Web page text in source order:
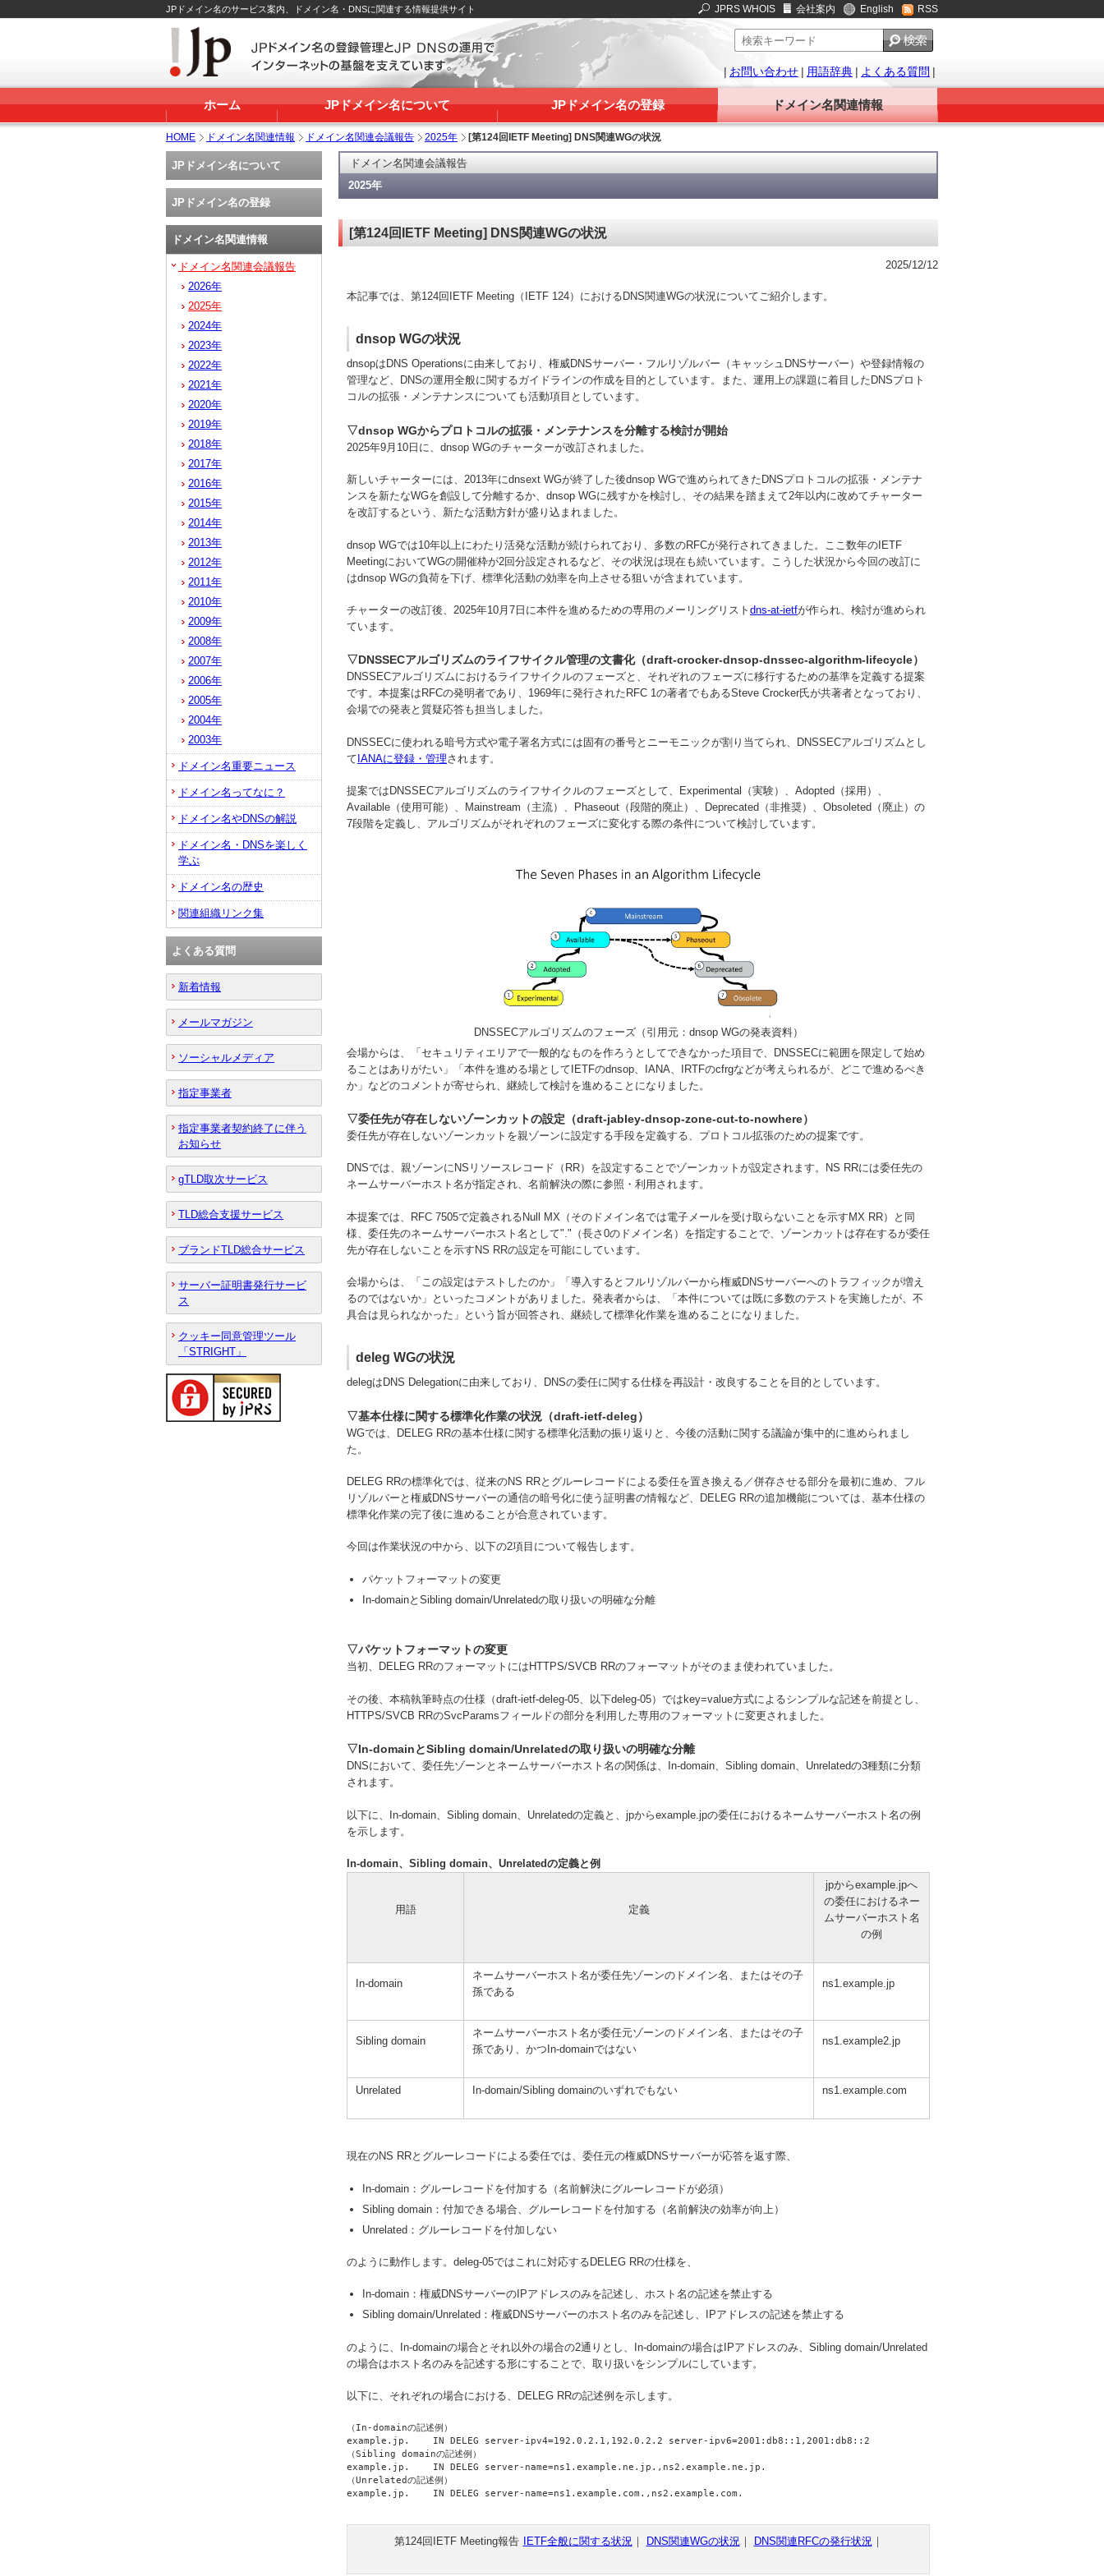
JPドメイン名のサービス案内、ドメイン名・DNSに関連する情報提供サイト JPRS WHOIS 会社案内 English RSS
| お問い合わせ | 用語辞典 | よくある質問 |
ホーム JPドメイン名について JPドメイン名の登録 ドメイン名関連情報
HOME ドメイン名関連情報 ドメイン名関連会議報告 2025年 [第124回IETF Meeting] DNS関連WGの状況
ドメイン名関連会議報告
2025年
[第124回IETF Meeting] DNS関連WGの状況
2025/12/12
本記事では、第124回IETF Meeting（IETF 124）におけるDNS関連WGの状況についてご紹介します。
dnsop WGの状況
dnsopはDNS Operationsに由来しており、権威DNSサーバー・フルリゾルバー（キャッシュDNSサーバー）や登録情報の
管理など、DNSの運用全般に関するガイドラインの作成を目的としています。また、運用上の課題に着目したDNSプロト
コルの拡張・メンテナンスについても活動項目としています。
▽dnsop WGからプロトコルの拡張・メンテナンスを分離する検討が開始
2025年9月10日に、dnsop WGのチャーターが改訂されました。
新しいチャーターには、2013年にdnsext WGが終了した後dnsop WGで進められてきたDNSプロトコルの拡張・メンテナ
ンスを新たなWGを創設して分離するか、dnsop WGに残すかを検討し、その結果を踏まえて2年以内に改めてチャーター
を改訂するという、新たな活動方針が盛り込まれました。
dnsop WGでは10年以上にわたり活発な活動が続けられており、多数のRFCが発行されてきました。ここ数年のIETF
MeetingにおいてWGの開催枠が2回分設定されるなど、その状況は現在も続いています。こうした状況から今回の改訂に
はdnsop WGの負荷を下げ、標準化活動の効率を向上させる狙いが含まれています。
チャーターの改訂後、2025年10月7日に本件を進めるための専用のメーリングリスト dns-at-ietfが作られ、検討が進められ
ています。
▽DNSSECアルゴリズムのライフサイクル管理の文書化（draft-crocker-dnsop-dnssec-algorithm-lifecycle）
DNSSECアルゴリズムにおけるライフサイクルのフェーズと、それぞれのフェーズに移行するための基準を定義する提案
です。本提案はRFCの発明者であり、1969年に発行されたRFC 1の著者でもあるSteve Crocker氏が共著者となっており、
会場での発表と質疑応答も担当しました。
DNSSECに使われる暗号方式や電子署名方式には固有の番号とニーモニックが割り当てられ、DNSSECアルゴリズムとし
て IANAに登録・管理されます。
提案ではDNSSECアルゴリズムのライフサイクルのフェーズとして、Experimental（実験）、Adopted（採用）、
Available（使用可能）、Mainstream（主流）、Phaseout（段階的廃止）、Deprecated（非推奨）、Obsoleted（廃止）の
7段階を定義し、アルゴリズムがそれぞれのフェーズに変化する際の条件について検討しています。
DNSSECアルゴリズムのフェーズ（引用元：dnsop WGの発表資料）
会場からは、「セキュリティエリアで一般的なものを作ろうとしてできなかった項目で、DNSSECに範囲を限定して始め
ることはありがたい」「本件を進める場としてIETFのdnsop、IANA、IRTFのcfrgなどが考えられるが、どこで進めるべき
か」などのコメントが寄せられ、継続して検討を進めることになりました。
▽委任先が存在しないゾーンカットの設定（draft-jabley-dnsop-zone-cut-to-nowhere）
委任先が存在しないゾーンカットを親ゾーンに設定する手段を定義する、プロトコル拡張のための提案です。
DNSでは、親ゾーンにNSリソースレコード（RR）を設定することでゾーンカットが設定されます。NS RRには委任先の
ネームサーバーホスト名が指定され、名前解決の際に参照・利用されます。
本提案では、RFC 7505で定義されるNull MX（そのドメイン名では電子メールを受け取らないことを示すMX RR）と同
様、委任先のネームサーバーホスト名として"."（長さ0のドメイン名）を指定することで、ゾーンカットは存在するが委任
先が存在しないことを示すNS RRの設定を可能にしています。
会場からは、「この設定はテストしたのか」「導入するとフルリゾルバーから権威DNSサーバーへのトラフィックが増え
るのではないか」といったコメントがありました。発表者からは、「本件については既に多数のテストを実施したが、不
具合は見られなかった」という旨が回答され、継続して標準化作業を進めることになりました。
deleg WGの状況
delegはDNS Delegationに由来しており、DNSの委任に関する仕様を再設計・改良することを目的としています。
▽基本仕様に関する標準化作業の状況（draft-ietf-deleg）
WGでは、DELEG RRの基本仕様に関する標準化活動の振り返りと、今後の活動に関する議論が集中的に進められまし
た。
DELEG RRの標準化では、従来のNS RRとグルーレコードによる委任を置き換える／併存させる部分を最初に進め、フル
リゾルバーと権威DNSサーバーの通信の暗号化に使う証明書の情報など、DELEG RRの追加機能については、基本仕様の
標準化作業の完了後に進めることが合意されています。
今回は作業状況の中から、以下の2項目について報告します。
パケットフォーマットの変更
In-domainとSibling domain/Unrelatedの取り扱いの明確な分離
▽パケットフォーマットの変更
当初、DELEG RRのフォーマットにはHTTPS/SVCB RRのフォーマットがそのまま使われていました。
その後、本稿執筆時点の仕様（draft-ietf-deleg-05、以下deleg-05）ではkey=value方式によるシンプルな記述を前提とし、
HTTPS/SVCB RRのSvcParamsフィールドの部分を利用した専用のフォーマットに変更されました。
▽In-domainとSibling domain/Unrelatedの取り扱いの明確な分離
DNSにおいて、委任先ゾーンとネームサーバーホスト名の関係は、In-domain、Sibling domain、Unrelatedの3種類に分類
されます。
以下に、In-domain、Sibling domain、Unrelatedの定義と、jpからexample.jpの委任におけるネームサーバーホスト名の例
を示します。
In-domain、Sibling domain、Unrelatedの定義と例
用語 定義
jpからexample.jpへ
の委任におけるネー
ムサーバーホスト名
の例
In-domain
ネームサーバーホスト名が委任先ゾーンのドメイン名、またはその子
孫である
ns1.example.jp
Sibling domain
ネームサーバーホスト名が委任元ゾーンのドメイン名、またはその子
孫であり、かつIn-domainではない
ns1.example2.jp
Unrelated In-domain/Sibling domainのいずれでもない ns1.example.com
現在のNS RRとグルーレコードによる委任では、委任元の権威DNSサーバーが応答を返す際、
In-domain：グルーレコードを付加する（名前解決にグルーレコードが必須）
Sibling domain：付加できる場合、グルーレコードを付加する（名前解決の効率が向上）
Unrelated：グルーレコードを付加しない
のように動作します。deleg-05ではこれに対応するDELEG RRの仕様を、
In-domain：権威DNSサーバーのIPアドレスのみを記述し、ホスト名の記述を禁止する
Sibling domain/Unrelated：権威DNSサーバーのホスト名のみを記述し、IPアドレスの記述を禁止する
のように、In-domainの場合とそれ以外の場合の2通りとし、In-domainの場合はIPアドレスのみ、Sibling domain/Unrelated
の場合はホスト名のみを記述する形にすることで、取り扱いをシンプルにしています。
以下に、それぞれの場合における、DELEG RRの記述例を示します。
（In-domainの記述例）
example.jp.    IN DELEG server-ipv4=192.0.2.1,192.0.2.2 server-ipv6=2001:db8::1,2001:db8::2
（Sibling domainの記述例）
example.jp.    IN DELEG server-name=ns1.example.ne.jp.,ns2.example.ne.jp.
（Unrelatedの記述例）
第124回IETF Meeting報告 IETF全般に関する状況 ｜ DNS関連WGの状況 ｜ DNS関連RFCの発行状況 ｜
JPドメイン名について
JPドメイン名の登録
ドメイン名関連情報
ドメイン名関連会議報告
2026年
2025年
2024年
2023年
2022年
2021年
2020年
2019年
2018年
2017年
2016年
2015年
2014年
2013年
2012年
2011年
2010年
2009年
2008年
2007年
2006年
2005年
2004年
2003年
ドメイン名重要ニュース
ドメイン名ってなに？
ドメイン名やDNSの解説
ドメイン名・DNSを楽しく
学ぶ
ドメイン名の歴史
関連組織リンク集
よくある質問
新着情報
メールマガジン
ソーシャルメディア
指定事業者
指定事業者契約終了に伴う
お知らせ
gTLD取次サービス
TLD総合支援サービス
ブランドTLD総合サービス
サーバー証明書発行サービ
ス
クッキー同意管理ツール
「STRIGHT」